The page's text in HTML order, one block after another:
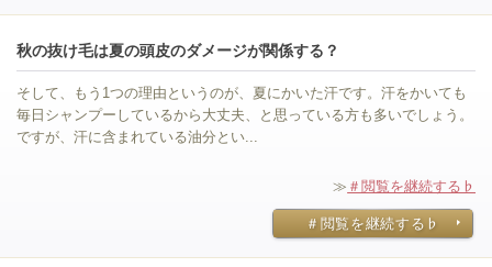
秋の抜け毛は夏の頭皮のダメージが関係する？
そして、もう1つの理由というのが、夏にかいた汗です。汗をかいても
毎日シャンプーしているから大丈夫、と思っている方も多いでしょう。
ですが、汗に含まれている油分とい...
≫ ＃閲覧を継続する♭
＃閲覧を継続する♭